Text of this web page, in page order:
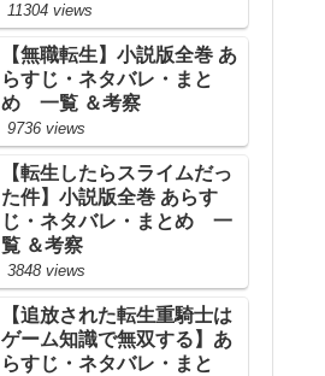
11304 views
【無職転生】小説版全巻 あ
らすじ・ネタバレ・まと
め 一覧 ＆考察
9736 views
【転生したらスライムだっ
た件】小説版全巻 あらす
じ・ネタバレ・まとめ 一
覧 ＆考察
3848 views
【追放された転生重騎士は
ゲーム知識で無双する】あ
らすじ・ネタバレ・まと